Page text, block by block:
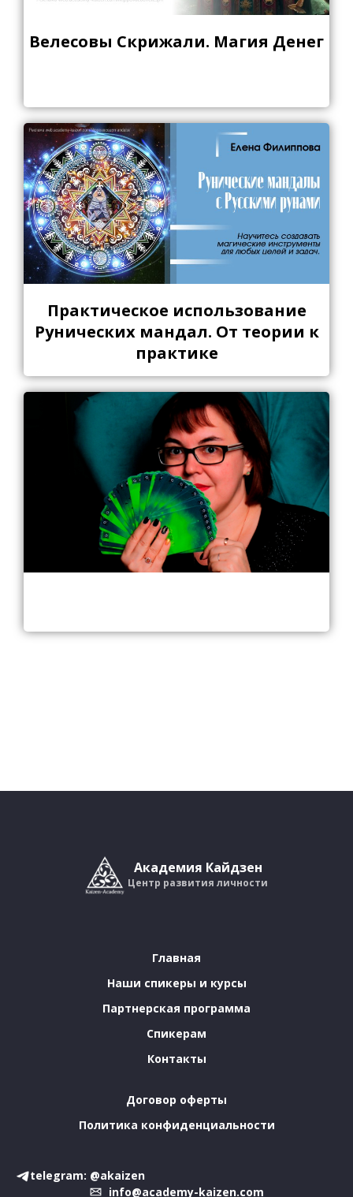
Велесовы Скрижали. Магия Денег
Практическое использование
Рунических мандал. От теории к
практике
Академия Кайдзен
Центр развития личности
Главная
Наши спикеры и курсы
Партнерская программа
Спикерам
Контакты
Договор оферты
Политика конфиденциальности
telegram: @akaizen
info@academy-kaizen.com